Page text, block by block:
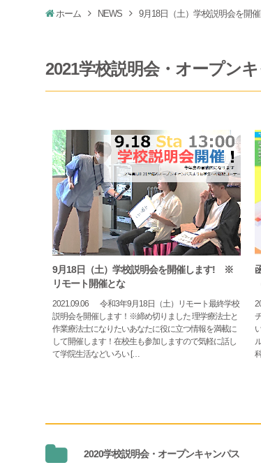
ホーム NEWS 9月18日（土）学校説明会を
2021学校説明会・オープン
9月18日（土）学校説明会を開催します! ※
リモート開催とな
2021.09.06
説明会を開催します！※締め切りました 理学療法士と
作業療法士になりたいあなたに役に立つ情報を満載に
して開催します！在校生も参加しますので気軽に話し
て学院生活などいろい […
2020学校説明会・オープンキャンパス